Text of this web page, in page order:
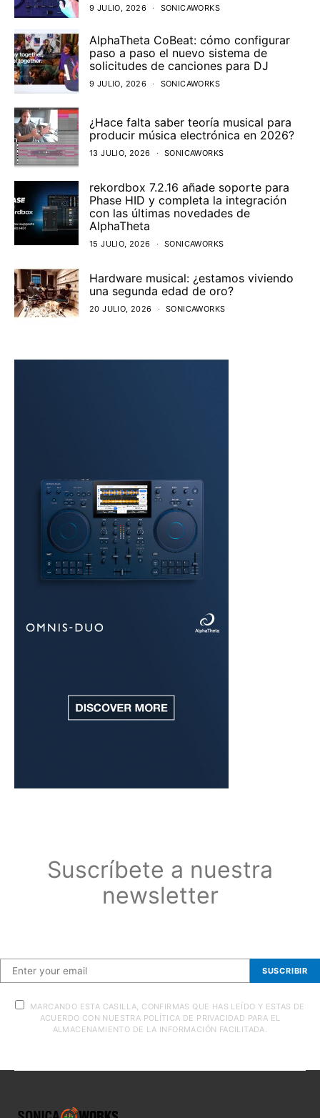
9 JULIO, 2026 SONICAWORKS
AlphaTheta CoBeat: cómo configurar
paso a paso el nuevo sistema de
solicitudes de canciones para DJ
9 JULIO, 2026 SONICAWORKS
¿Hace falta saber teoría musical para
producir música electrónica en 2026?
13 JULIO, 2026 SONICAWORKS
rekordbox 7.2.16 añade soporte para
Phase HID y completa la integración
con las últimas novedades de
AlphaTheta
15 JULIO, 2026 SONICAWORKS
Hardware musical: ¿estamos viviendo
una segunda edad de oro?
20 JULIO, 2026 SONICAWORKS
Suscríbete a nuestra
newsletter
SUSCRIBIR
MARCANDO ESTA CASILLA, CONFIRMAS QUE HAS LEÍDO Y ESTAS DE
ACUERDO CON NUESTRA POLÍTICA DE PRIVACIDAD PARA EL
ALMACENAMIENTO DE LA INFORMACIÓN FACILITADA.